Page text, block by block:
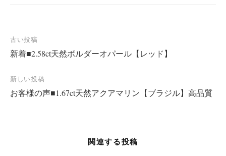
投
稿
ナ
ビ
ゲ
古い投稿
新着■2.58ct天然ボルダーオパール【レッド】
新しい投稿
お客様の声■1.67ct天然アクアマリン【ブラジル】高品質
関連する投稿